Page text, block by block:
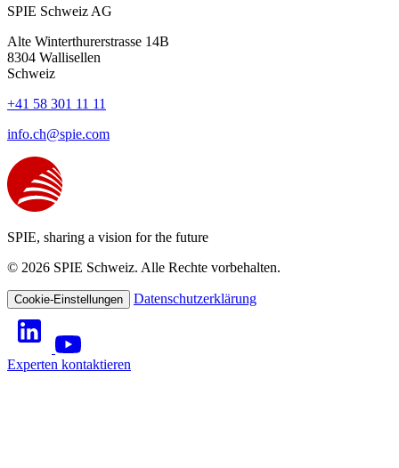
SPIE Schweiz AG
Alte Winterthurerstrasse 14B
8304 Wallisellen
Schweiz
+41 58 301 11 11
info.ch@spie.com
SPIE, sharing a vision for the future
© 2026 SPIE Schweiz. Alle Rechte vorbehalten.
Cookie-Einstellungen Datenschutzerklärung
Experten kontaktieren